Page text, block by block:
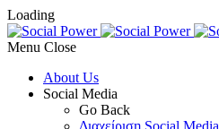
Loading
Menu
About Us
Social Media
Go Back
Διαχείριση Social Media